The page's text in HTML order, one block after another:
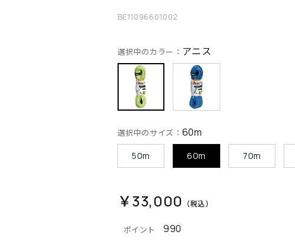
BE11096601002
ポイント 990
選択中のカラー： アニス
選択中のサイズ： 60m
50m 60m 70m
￥33,000